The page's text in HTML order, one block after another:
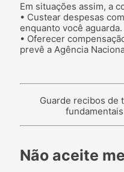
Em situações assim, a
• Custear despesas
enquanto você aguarda.
• Oferecer
prevê a Agência
Guarde recibos de
Não aceite